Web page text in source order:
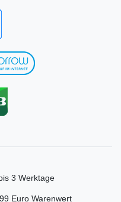
3 Werktage
Euro Warenwert